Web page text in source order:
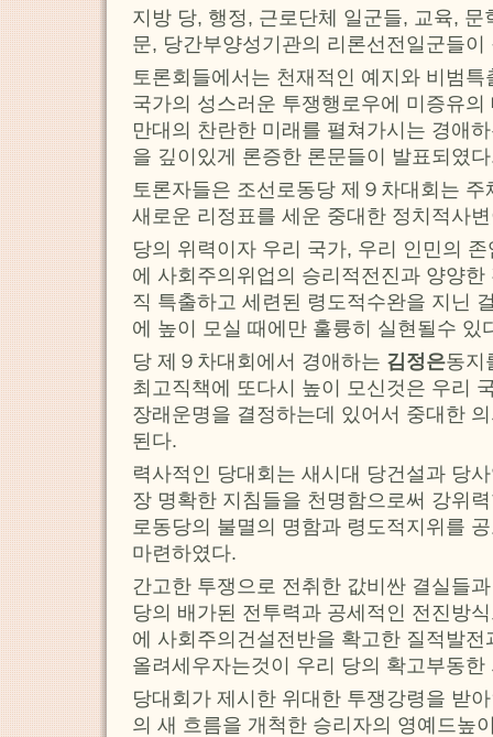
지방 당, 행정, 근로단체 일군들, 교육,
문, 당간부양성기관의 리론선전일군들이
토론회들에서는 천재적인 예지와 비범
국가의 성스러운 투쟁행로우에 미증유
만대의 찬란한 미래를 펼쳐가시는 경애
을 깊이있게 론증한 론문들이 발표되였
토론자들은 조선로동당 제９차대회는
새로운 리정표를 세운 중대한 정치적사
당의 위력이자 우리 국가, 우리 인민의
에 사회주의위업의 승리적전진과 양양
직 특출하고 세련된 령도적수완을 지닌
에 높이 모실 때에만 훌륭히 실현될수 있
당 제９차대회에서 경애하는 김정은동지
최고직책에 또다시 높이 모신것은 우리
장래운명을 결정하는데 있어서 중대한
된다.
력사적인 당대회는 새시대 당건설과 당
장 명확한 지침들을 천명함으로써 강위
로동당의 불멸의 명함과 령도적지위를
마련하였다.
간고한 투쟁으로 전취한 값비싼 결실들
당의 배가된 전투력과 공세적인 전진방
에 사회주의건설전반을 확고한 질적발
올려세우자는것이 우리 당의 확고부동한
당대회가 제시한 위대한 투쟁강령을 받
의 새 흐름을 개척한 승리자의 영예드높